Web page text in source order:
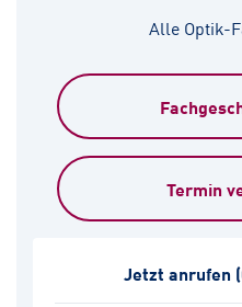
Alle Optik-
Termin
Jetzt anrufen